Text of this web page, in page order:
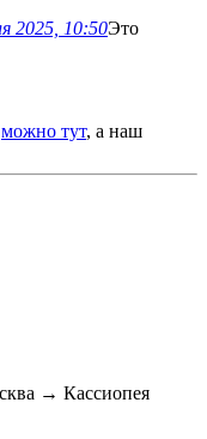
2025, 10:50Это
можно тут, а наш
→ Кассиопея